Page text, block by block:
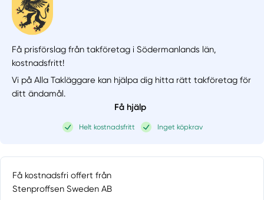
Få prisförslag från takföretag i Södermanlands län,
kostnadsfritt!
Vi på Alla Takläggare kan hjälpa dig hitta rätt takföretag för
ditt ändamål.
Få hjälp
Helt kostnadsfritt Inget köpkrav
Få kostnadsfri offert från
Stenproffsen Sweden AB